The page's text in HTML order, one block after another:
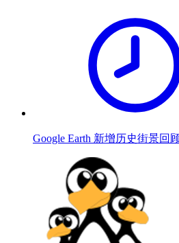
Google Earth 新增历史街景回